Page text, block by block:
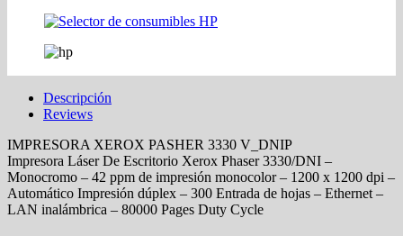
Descripción
Reviews
IMPRESORA XEROX PASHER 3330 V_DNIP
Impresora Láser De Escritorio Xerox Phaser 3330/DNI –
Monocromo – 42 ppm de impresión monocolor – 1200 x 1200 dpi –
Automático Impresión dúplex – 300 Entrada de hojas – Ethernet –
LAN inalámbrica – 80000 Pages Duty Cycle